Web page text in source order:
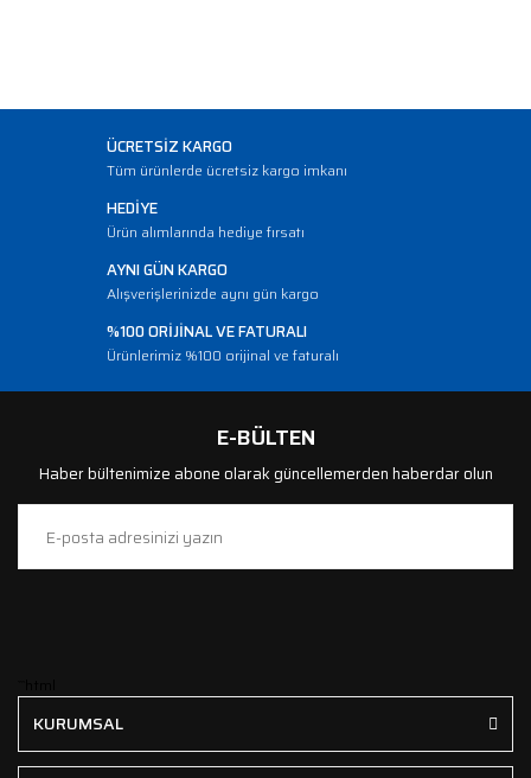
ÜCRETSİZ KARGO
Tüm ürünlerde ücretsiz kargo imkanı
HEDİYE
Ürün alımlarında hediye fırsatı
AYNI GÜN KARGO
Alışverişlerinizde aynı gün kargo
%100 ORİJİNAL VE FATURALI
Ürünlerimiz %100 orijinal ve faturalı
E-BÜLTEN
Haber bültenimize abone olarak güncellemerden haberdar olun
KURUMSAL